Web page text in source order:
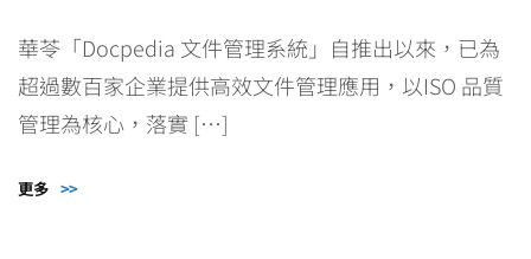
華苓「Docpedia 文件管理系統」自推出以來，已為
超過數百家企業提供高效文件管理應用，以ISO 品質
管理為核心，落實 […]
更多 >>